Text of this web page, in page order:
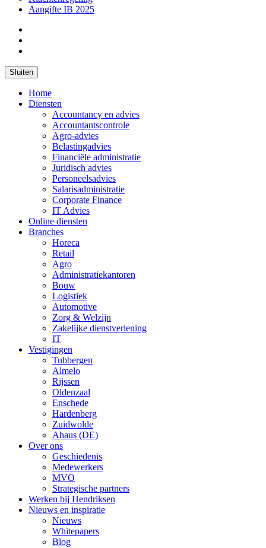
Aangifte IB 2025
Sluiten
Home
Diensten
Accountancy en advies
Accountantscontrole
Agro-advies
Belastingadvies
Financiële administratie
Juridisch advies
Personeelsadvies
Salarisadministratie
Corporate Finance
IT Advies
Online diensten
Branches
Horeca
Retail
Agro
Administratiekantoren
Bouw
Logistiek
Automotive
Zorg & Welzijn
Zakelijke dienstverlening
IT
Vestigingen
Tubbergen
Almelo
Rijssen
Oldenzaal
Enschede
Hardenberg
Zuidwolde
Ahaus (DE)
Over ons
Geschiedenis
Medewerkers
MVO
Strategische partners
Werken bij Hendriksen
Nieuws en inspiratie
Nieuws
Whitepapers
Blog